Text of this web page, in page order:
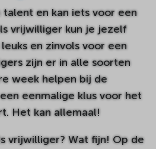
en kan iets voor een
vrijwilliger kun je jezelf
en zinvols voor een
zijn er in alle soorten
week helpen bij de
eenmalige klus voor het
Het kan allemaal!
vrijwilliger? Wat fijn! Op de